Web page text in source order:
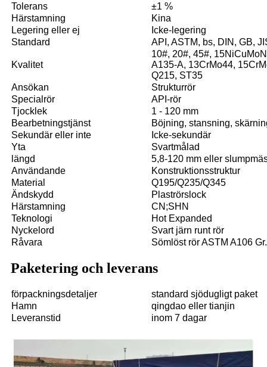
Tolerans
±1 %
Härstamning
Kina
Legering eller ej
Icke-legering
Standard
API, ASTM, bs, DIN, GB,
Kvalitet
10#, 20#, 45#,
A135-A, 13CrMo44,
Q215, ST35
Ansökan
Strukturrör
Specialrör
API-rör
Tjocklek
1 - 120 mm
Bearbetningstjänst
Böjning, stansning,
Sekundär eller inte
Icke-sekundär
Yta
Svartmålad
längd
5,8-120 mm eller
Användande
Konstruktionsstruktur
Material
Q195/Q235/Q345
Ändskydd
Plaströrslock
Härstamning
CN;SHN
Teknologi
Hot Expanded
Nyckelord
Svart järn runt rör
Råvara
Sömlöst rör ASTM A106
Paketering och leverans
förpackningsdetaljer
standard sjödugligt paket
Hamn
qingdao eller tianjin
Leveranstid
inom 7 dagar